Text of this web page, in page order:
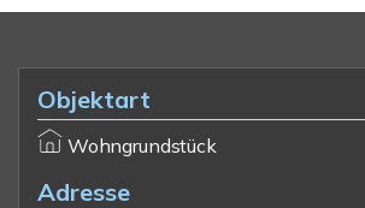
Objektart
Wohngrundstück
Adresse